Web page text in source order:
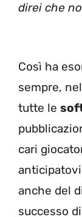
direi che
Così ha
sempre,
tutte le
cari
anticipatovi
anche del
successo